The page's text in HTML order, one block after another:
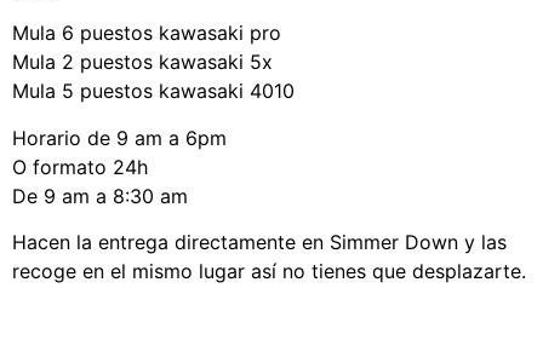
Mula 6 puestos kawasaki pro
Mula 2 puestos kawasaki 5x
Mula 5 puestos kawasaki 4010
Horario de 9 am a 6pm
O formato 24h
De 9 am a 8:30 am
Hacen la entrega directamente en Simmer Down y las
recoge en el mismo lugar así no tienes que desplazarte.